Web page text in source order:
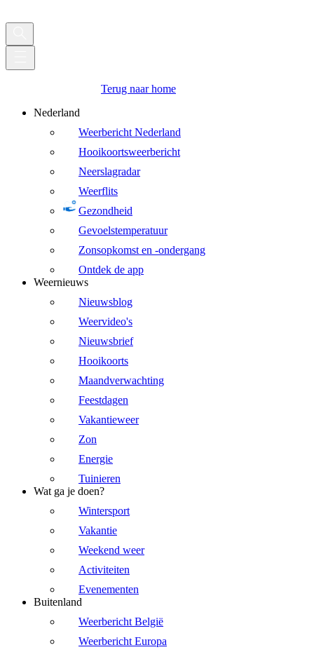
Terug naar home
Nederland
Weerbericht Nederland
Hooikoortsweerbericht
Neerslagradar
Weerflits
Gezondheid
Gevoelstemperatuur
Zonsopkomst en -ondergang
Ontdek de app
Weernieuws
Nieuwsblog
Weervideo's
Nieuwsbrief
Hooikoorts
Maandverwachting
Feestdagen
Vakantieweer
Zon
Energie
Tuinieren
Wat ga je doen?
Wintersport
Vakantie
Weekend weer
Activiteiten
Evenementen
Buitenland
Weerbericht België
Weerbericht Europa